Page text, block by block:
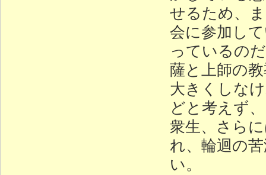
せるため、
会に参加し
っているの
薩と上師の
大きくしな
どと考えず
衆生、さら
れ、輪迴の
い。